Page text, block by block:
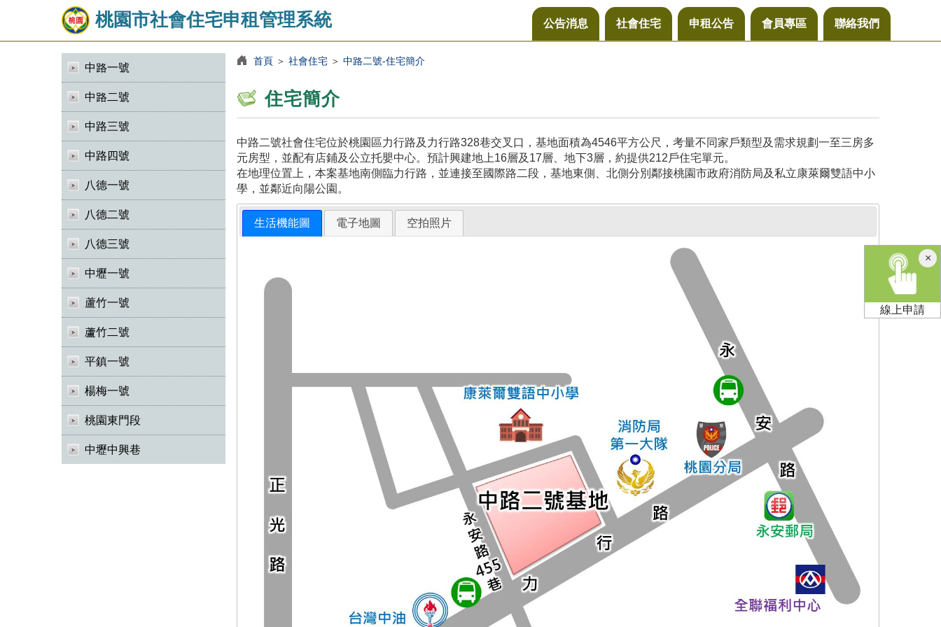
桃園市社會住宅申租管理系統 公告消息 社會住宅 申租公告 會員專區 聯絡我們
中路一號
中路二號
中路三號
中路四號
八德一號
八德二號
八德三號
中壢一號
蘆竹一號
蘆竹二號
平鎮一號
楊梅一號
桃園東門段
中壢中興巷
首頁＞ 社會住宅＞ 中路二號-住宅簡介
住宅簡介
中路二號社會住宅位於桃園區力行路及力行路328巷交叉口，基地面積為4546平方公尺，考量不同家戶類型及需求規劃一至三房多
元房型，並配有店鋪及公立托嬰中心。預計興建地上16層及17層、地下3層，約提供212戶住宅單元。
在地理位置上，本案基地南側臨力行路，並連接至國際路二段，基地東側、北側分別鄰接桃園市政府消防局及私立康萊爾雙語中小
學，並鄰近向陽公園。
生活機能圖 電子地圖 空拍照片
×關
閉
線上申請